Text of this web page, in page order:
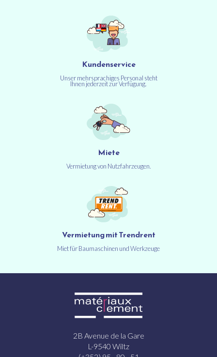
Kundenservice
Unser mehrsprachiges Personal steht
Ihnen jederzeit zur Verfügung.
Miete
Vermietung von Nutzfahrzeugen.
Vermietung mit Trendrent
Miet für Baumaschinen und Werkzeuge
2B Avenue de la Gare
L-9540 Wiltz